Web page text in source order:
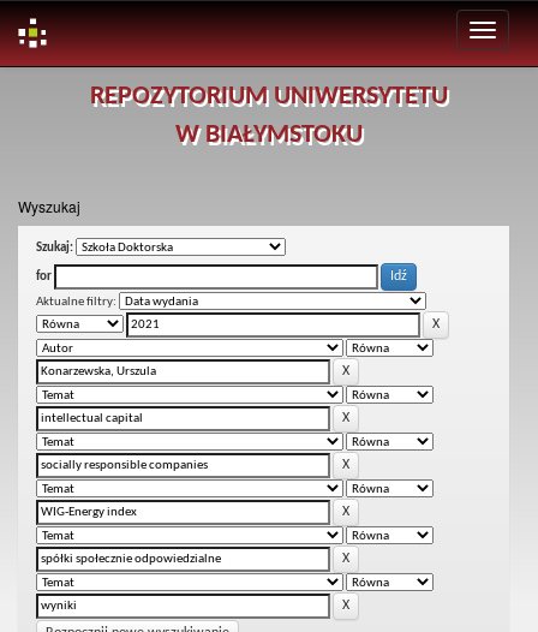
REPOZYTORIUM UNIWERSYTETU
W BIAŁYMSTOKU
Wyszukaj
Szukaj:
for
Aktualne filtry: